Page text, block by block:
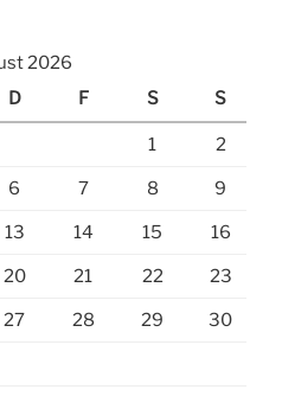
2026
D F S S
1 2
6 7 8 9
13 14 15 16
20 21 22 23
27 28 29 30